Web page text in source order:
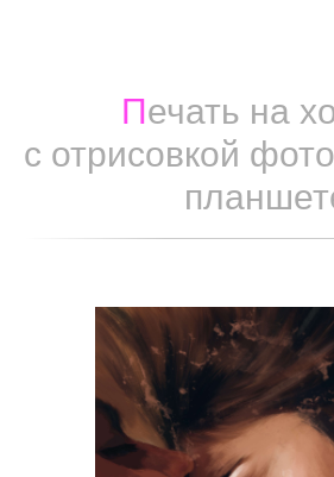
Печать на
с отрисовкой